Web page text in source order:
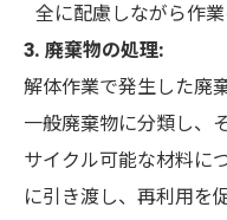
全に配慮しながら作業
3. 廃棄物の処理:
解体作業で発生した廃
一般廃棄物に分類し、
サイクル可能な材料に
に引き渡し、再利用を